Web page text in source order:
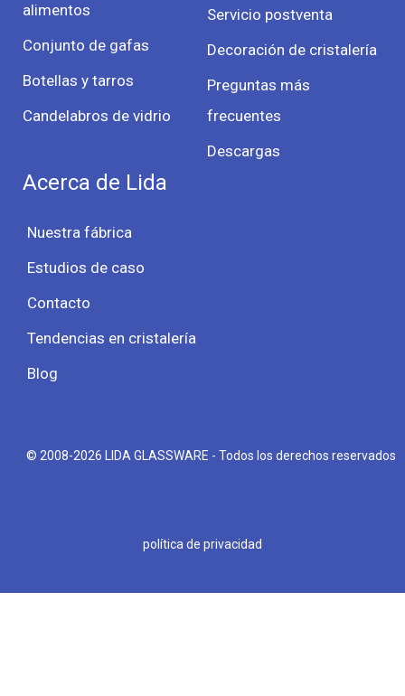
alimentos
Conjunto de gafas
Botellas y tarros
Candelabros de vidrio
Servicio postventa
Decoración de cristalería
Preguntas más
frecuentes
Descargas
Acerca de Lida
Nuestra fábrica
Estudios de caso
Contacto
Tendencias en cristalería
Blog
© 2008-2026 LIDA GLASSWARE - Todos los derechos reservados
política de privacidad